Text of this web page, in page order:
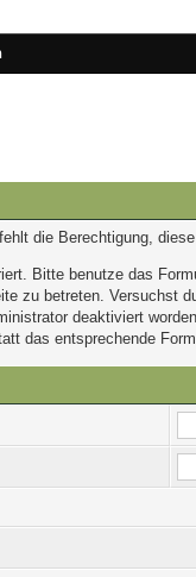
die Berechtigung,
Bitte benutze das
zu betreten. Versuchst
deaktiviert
das entsprechende